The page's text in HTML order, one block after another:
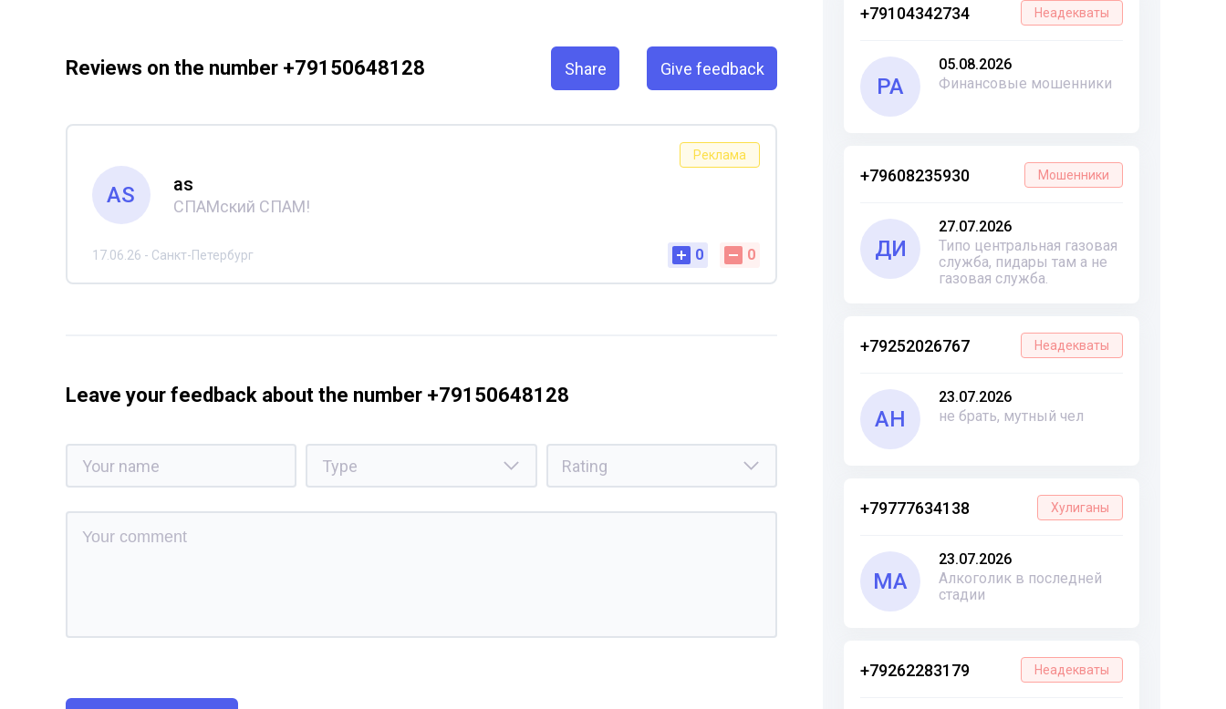
+79104342734 Неадекваты
РА
05.08.2026
Финансовые мошенники
+79608235930 Мошенники
ДИ
27.07.2026
Типо центральная газовая
служба, пидары там а не
газовая служба.
+79252026767 Неадекваты
АН
23.07.2026
не брать, мутный чел
+79777634138 Хулиганы
МА
23.07.2026
Алкоголик в последней
стадии
+79262283179 Неадекваты
Reviews on the number +79150648128 Share Give feedback
Реклама
AS as
СПАМский СПАМ!
17.06.26 - Санкт-Петербург 0 0
Leave your feedback about the number +79150648128